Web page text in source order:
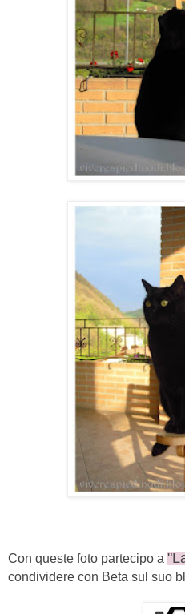
Con queste foto partecipo a
condividere con Beta sul suo